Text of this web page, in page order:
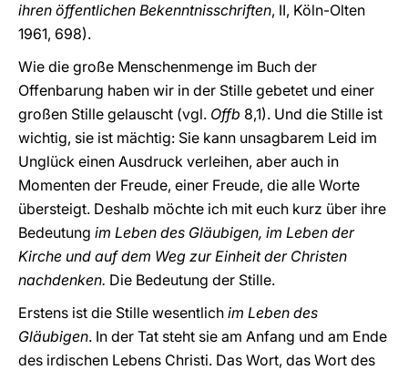
ihren öffentlichen Bekenntnisschriften, II, Köln-Olten
1961, 698).
Wie die große Menschenmenge im Buch der
Offenbarung haben wir in der Stille gebetet und einer
großen Stille gelauscht (vgl. Offb 8,1). Und die Stille ist
wichtig, sie ist mächtig: Sie kann unsagbarem Leid im
Unglück einen Ausdruck verleihen, aber auch in
Momenten der Freude, einer Freude, die alle Worte
übersteigt. Deshalb möchte ich mit euch kurz über ihre
Bedeutung im Leben des Gläubigen, im Leben der
Kirche und auf dem Weg zur Einheit der Christen
nachdenken. Die Bedeutung der Stille.
Erstens ist die Stille wesentlich im Leben des
Gläubigen. In der Tat steht sie am Anfang und am Ende
des irdischen Lebens Christi. Das Wort, das Wort des